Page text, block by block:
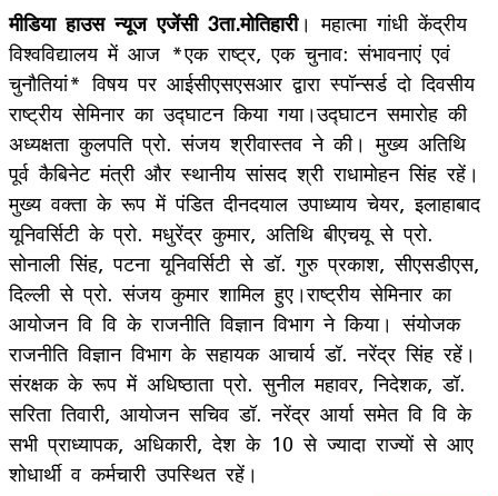
मीडिया हाउस न्यूज एजेंसी 3ता.मोतिहारी। महात्मा गांधी केंद्रीय
विश्वविद्यालय में आज *एक राष्ट्र, एक चुनाव: संभावनाएं एवं
चुनौतियां* विषय पर आईसीएसएसआर द्वारा स्पॉन्सर्ड दो दिवसीय
राष्ट्रीय सेमिनार का उद्घाटन किया गया।उद्घाटन समारोह की
अध्यक्षता कुलपति प्रो. संजय श्रीवास्तव ने की। मुख्य अतिथि
पूर्व कैबिनेट मंत्री और स्थानीय सांसद श्री राधामोहन सिंह रहें।
मुख्य वक्ता के रूप में पंडित दीनदयाल उपाध्याय चेयर, इलाहाबाद
यूनिवर्सिटी के प्रो. मधुरेंद्र कुमार, अतिथि बीएचयू से प्रो.
सोनाली सिंह, पटना यूनिवर्सिटी से डॉ. गुरु प्रकाश, सीएसडीएस,
दिल्ली से प्रो. संजय कुमार शामिल हुए।राष्ट्रीय सेमिनार का
आयोजन वि वि के राजनीति विज्ञान विभाग ने किया। संयोजक
राजनीति विज्ञान विभाग के सहायक आचार्य डॉ. नरेंद्र सिंह रहें।
संरक्षक के रूप में अधिष्ठाता प्रो. सुनील महावर, निदेशक, डॉ.
सरिता तिवारी, आयोजन सचिव डॉ. नरेंद्र आर्या समेत वि वि के
सभी प्राध्यापक, अधिकारी, देश के 10 से ज्यादा राज्यों से आए
शोधार्थी व कर्मचारी उपस्थित रहें।